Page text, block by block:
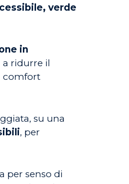
verde
in
a ridurre il
comfort
su una
, per
per senso di